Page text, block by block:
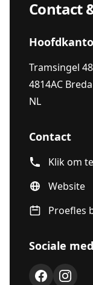
Contact
Tramsingel 48
4814AC Breda
NL
Contact
Klik om
Website
Proefles
Sociale